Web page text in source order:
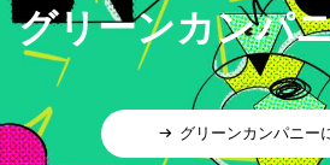
グリーンカンパ
グリーンカンパニー